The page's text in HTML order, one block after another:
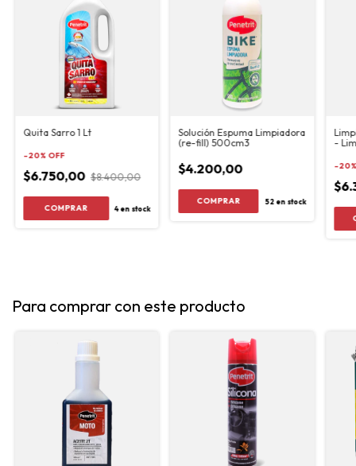
Quita Sarro 1 Lt
-20% OFF
$6.750,00 $8.400,00
4en stock
Solución Espuma Limpiadora
(re-fill) 500cm3
$4.200,00
52en stock
-
-20
Para comprar con este producto